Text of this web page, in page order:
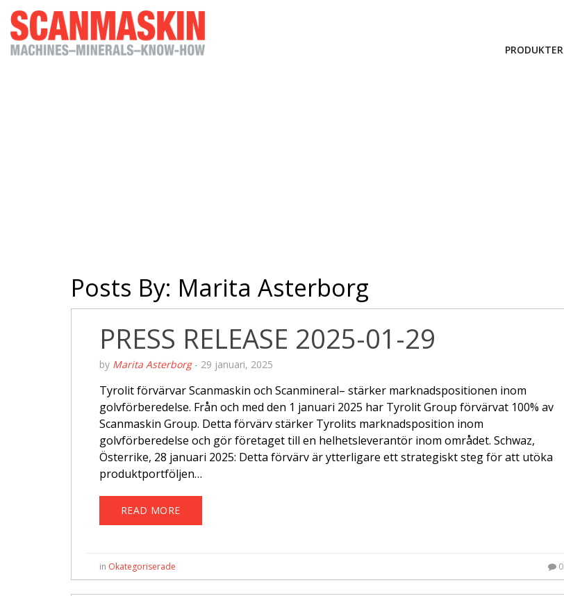
PRODUKTER
Posts By: Marita Asterborg
PRESS RELEASE 2025-01-29
by Marita Asterborg- 29 januari, 2025
Tyrolit förvärvar Scanmaskin och Scanmineral– stärker marknadspositionen inom
golvförberedelse. Från och med den 1 januari 2025 har Tyrolit Group förvärvat 100% av
Scanmaskin Group. Detta förvärv stärker Tyrolits marknadsposition inom
golvförberedelse och gör företaget till en helhetsleverantör inom området. Schwaz,
Österrike, 28 januari 2025: Detta förvärv är ytterligare ett strategiskt steg för att utöka
produktportföljen…
READ MORE
in Okategoriserade 0